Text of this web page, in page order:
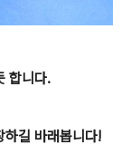
합니다.
하길 바래봅니다!